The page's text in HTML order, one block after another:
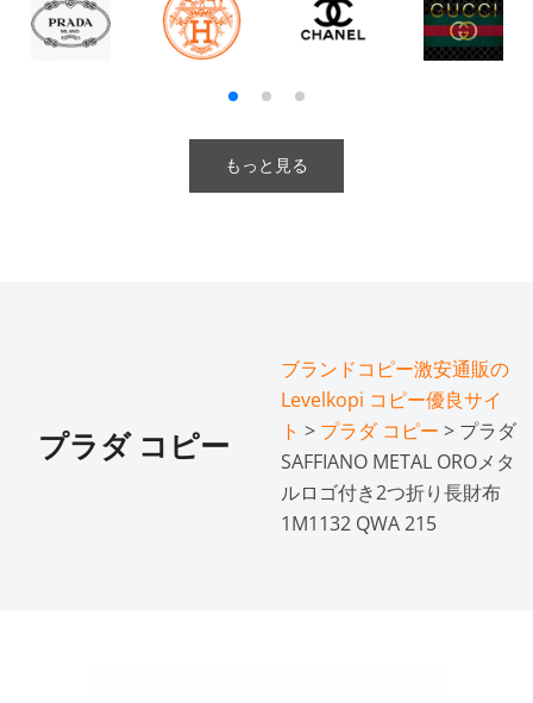
もっと見る
プラダ コピー
ブランドコピー激安通販の
Levelkopi コピー優良サイ
ト > プラダ コピー > プラダ
SAFFIANO METAL OROメタ
ルロゴ付き2つ折り長財布
1M1132 QWA 215